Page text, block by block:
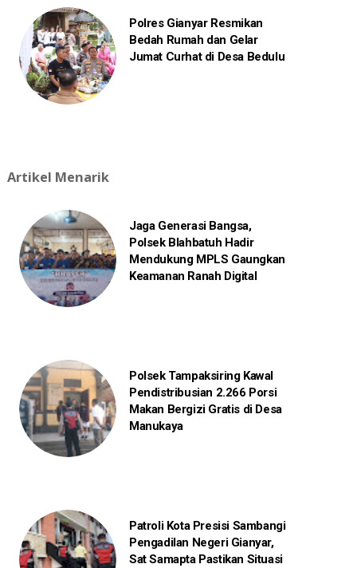
Polres Gianyar Resmikan
Bedah Rumah dan Gelar
Jumat Curhat di Desa Bedulu
Artikel Menarik
Jaga Generasi Bangsa,
Polsek Blahbatuh Hadir
Mendukung MPLS Gaungkan
Keamanan Ranah Digital
Polsek Tampaksiring Kawal
Pendistribusian 2.266 Porsi
Makan Bergizi Gratis di Desa
Manukaya
Patroli Kota Presisi Sambangi
Pengadilan Negeri Gianyar,
Sat Samapta Pastikan Situasi